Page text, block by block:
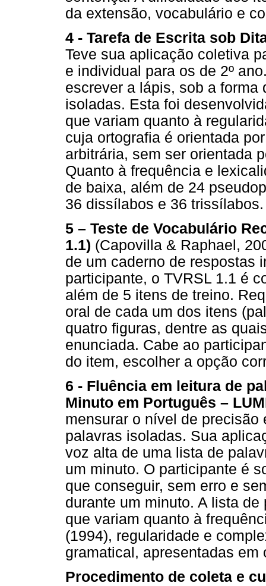
da extensão, vocabulário e
4 - Tarefa de Escrita sob
Teve sua aplicação coletiva
e individual para os de 2º
escrever a lápis, sob a
isoladas. Esta foi
que variam quanto à
cuja ortografia é orientada
arbitrária, sem ser orientada
Quanto à frequência e
de baixa, além de 24
36 dissílabos e 36 trissílabos.
5 – Teste de Vocabulário
1.1) (Capovilla & Raphael,
de um caderno de respostas
participante, o TVRSL 1.1 é
além de 5 itens de treino.
oral de cada um dos itens
quatro figuras, dentre as
enunciada. Cabe ao
do item, escolher a opção
6 - Fluência em leitura de
Minuto em Português –
mensurar o nível de
palavras isoladas. Sua
voz alta de uma lista de
um minuto. O participante é
que conseguir, sem erro e
durante um minuto. A lista
que variam quanto à
(1994), regularidade e
gramatical, apresentadas
Procedimento de coleta e